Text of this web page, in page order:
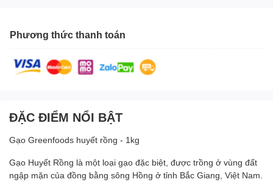
Phương thức thanh toán
ĐẶC ĐIỂM NỔI BẬT
Gạo Greenfoods huyết rồng - 1kg
Gạo Huyết Rồng là một loại gạo đặc biệt, được trồng ở vùng đất
ngập mặn của đồng bằng sông Hồng ở tỉnh Bắc Giang, Việt Nam.